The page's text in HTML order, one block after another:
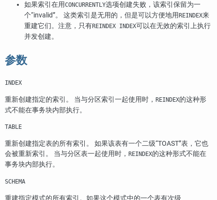
如果索引在用CONCURRENTLY选项创建失败，该索引保留为一
个“invalid”。 这类索引是无用的，但是可以方便地用 REINDEX来
重建它们。注意，只有REINDEX INDEX可以在无效的索引上执行
并发创建。
参数
INDEX
重新创建指定的索引。 当与分区索引一起使用时， REINDEX的这种形
式不能在事务块内部执行。
TABLE
重新创建指定表的所有索引。 如果该表有一个二级“TOAST”表，它也
会被重新索引。 当与分区表一起使用时， REINDEX的这种形式不能在
事务块内部执行。
SCHEMA
重建指定模式的所有索引。如果这个模式中的一个表有次级